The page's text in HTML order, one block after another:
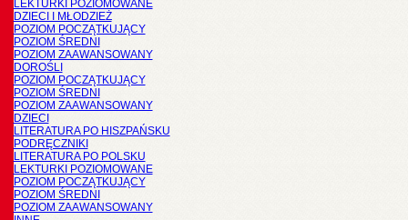
LEKTURKI POZIOMOWANE
DZIECI I MŁODZIEŻ
POZIOM POCZĄTKUJĄCY
POZIOM ŚREDNI
POZIOM ZAAWANSOWANY
DOROŚLI
POZIOM POCZĄTKUJĄCY
POZIOM ŚREDNI
POZIOM ZAAWANSOWANY
DZIECI
LITERATURA PO HISZPAŃSKU
PODRĘCZNIKI
LITERATURA PO POLSKU
LEKTURKI POZIOMOWANE
POZIOM POCZĄTKUJĄCY
POZIOM ŚREDNI
POZIOM ZAAWANSOWANY